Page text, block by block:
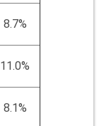
8.7%
11.0%
8.1%